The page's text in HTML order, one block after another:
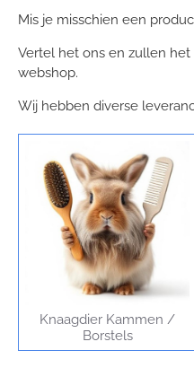
Mis je misschien een
Vertel het ons en zullen
webshop.
Wij hebben diverse
Knaagdier Kammen /
Borstels